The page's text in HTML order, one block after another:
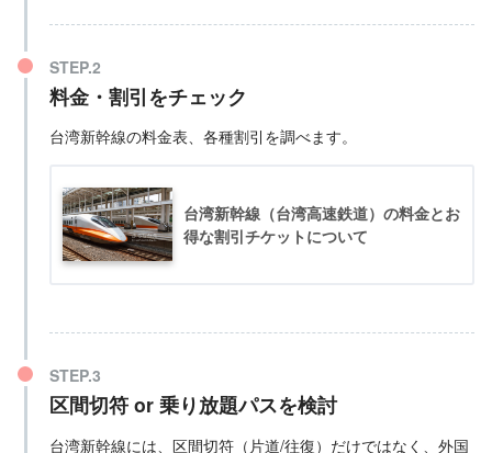
料金・割引をチェック
台湾新幹線の料金表、各種割引を調べます。
台湾新幹線（台湾高速鉄道）の料金とお
得な割引チケットについて
区間切符 or 乗り放題パスを検討
台湾新幹線には、区間切符（片道/往復）だけではなく、外国